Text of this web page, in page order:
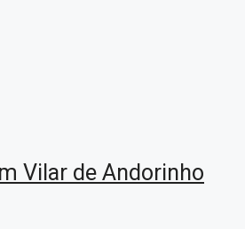
Vilar de Andorinho